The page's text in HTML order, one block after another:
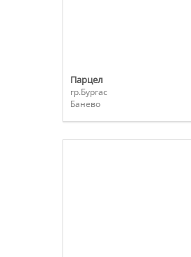
Парцел
гр.Бургас
Банево